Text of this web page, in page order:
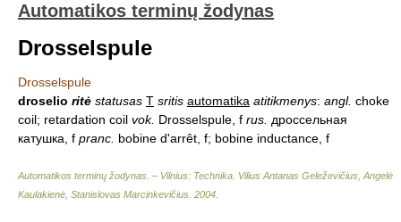
Automatikos terminų žodynas
Drosselspule
Drosselspule
droselio ritė statusas T sritis automatika atitikmenys: angl. choke
coil; retardation coil vok. Drosselspule, f rus. дроссельная
катушка, f pranc. bobine d'arrêt, f; bobine inductance, f
Automatikos terminų žodynas. – Vilnius: Technika Vilius Antanas Geleževičius, Angelė
Kaulakienė, Stanislovas Marcinkevičius 2004